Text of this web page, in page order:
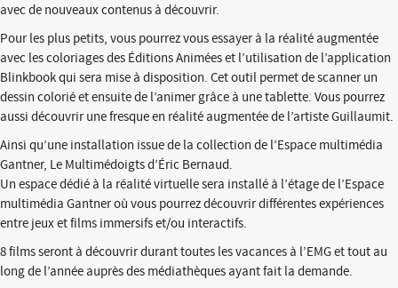
avec de nouveaux contenus à découvrir.
Pour les plus petits, vous pourrez vous essayer à la réalité augmentée
avec les coloriages des Éditions Animées et l’utilisation de l’application
Blinkbook qui sera mise à disposition. Cet outil permet de scanner un
dessin colorié et ensuite de l’animer grâce à une tablette. Vous pourrez
aussi découvrir une fresque en réalité augmentée de l’artiste Guillaumit.
Ainsi qu’une installation issue de la collection de l’Espace multimédia
Gantner, Le Multimédoigts d’Éric Bernaud.
Un espace dédié à la réalité virtuelle sera installé à l’étage de l’Espace
multimédia Gantner où vous pourrez découvrir différentes expériences
entre jeux et films immersifs et/ou interactifs.
8 films seront à découvrir durant toutes les vacances à l’EMG et tout au
long de l’année auprès des médiathèques ayant fait la demande.